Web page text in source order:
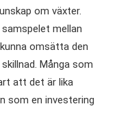
om växter.
mellan
omsätta den
Många som
att det är lika
som en investering